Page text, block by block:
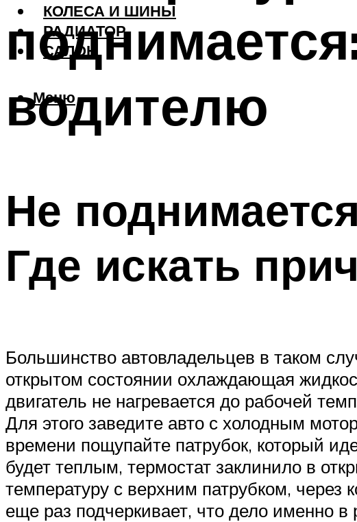
КОЛЕСА И ШИНЫ
РАДИАТОР
САЛОН
Меню
водителю
Не
Где искать
Большинство автовладельцев в таком
открытом состоянии охлаждающая
двигатель не нагревается до рабочей
Для этого заведите авто с холодным
времени пощупайте патрубок, который
будет теплым, термостат заклинило в
температуру с верхним патрубком,
еще раз подчеркивает, что дело именно